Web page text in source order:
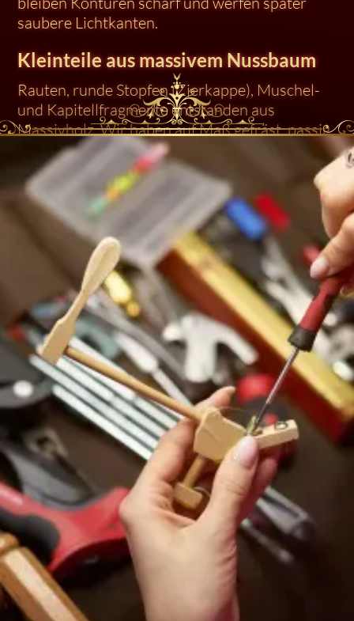
saubere Lichtkanten.
Kleinteile aus massivem Nussbaum
Rauten, runde Stopfen (Zierkappe), Muschel-
und Kapitellfragmente entstanden aus
Massivholz. Wir haben auf Maß gefräst, passig
gefeilt und die Stirnholzporen fein
verschlossen. Die Teile dienen als Ersatz für
verlorene oder beschädigte Originale und sind
montagefertig.
Notenpult für Blüthner (MDF)
Das neue Notenpult für einen Blüthner-Flügel
wurde aus MDF plangefräst, Kanten gerundet
und die Sichtfläche feinst geschliffen. Maße
folgen dem Original; die Oberfläche ist
staubfrei und bereit für den gewünschten
Finishaufbau.
Exotische Hölzer
(Palisander/Mahagoni)
Eine Klavierkomponente aus dichtfaserigem,
dunklem Holz wurde entlackt, Poren freigelegt
und mit feiner Körnung egalisiert. Farb- und
Glanzproben auf Reststück sichern später
einen homogenen Ton bei Schellack oder
Klarlack.
Material & Technik